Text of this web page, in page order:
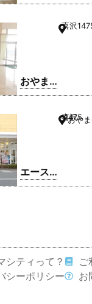
ゆうえ
おやま
ゆうえ
喜沢
エース
コンタ
店
喜沢
1475
おや
シティって？
ご
シーポリシー
お